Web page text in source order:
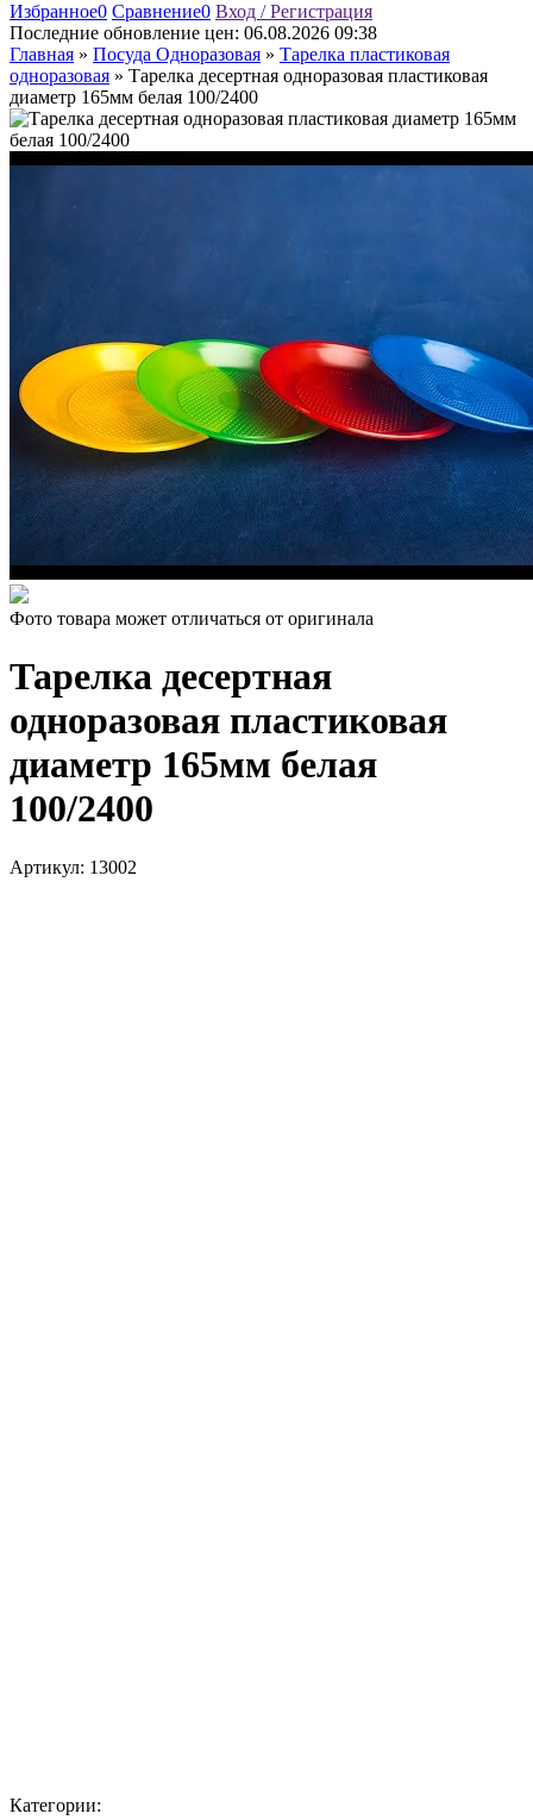
Избранное0 Сравнение0 Вход / Регистрация
Последние обновление цен: 06.08.2026 09:38
Главная » Посуда Одноразовая » Тарелка пластиковая
одноразовая » Тарелка десертная одноразовая пластиковая
диаметр 165мм белая 100/2400
Фото товара может отличаться от оригинала
Тарелка десертная
одноразовая пластиковая
диаметр 165мм белая
100/2400
Артикул: 13002
Категории: